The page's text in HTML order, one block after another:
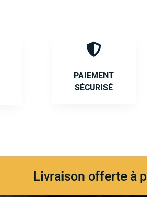

PAIEMENT
SÉCURISÉ
Livraison offerte à